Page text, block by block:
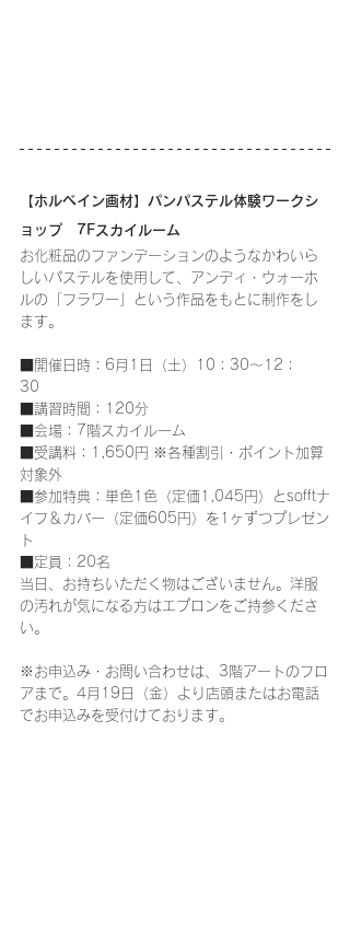
【ホルベイン画材】パンパステル体験ワークシ
ョップ　7Fスカイルーム
お化粧品のファンデーションのようなかわいら
しいパステルを使用して、アンディ・ウォーホ
ルの「フラワー」という作品をもとに制作をし
ます。
■開催日時：6月1日（土）10：30～12：
30
■講習時間：120分
■会場：7階スカイルーム
■受講料：1,650円 ※各種割引・ポイント加算
対象外
■参加特典：単色1色（定価1,045円）とsofftナ
イフ＆カバー（定価605円）を1ヶずつプレゼン
ト
■定員：20名
当日、お持ちいただく物はございません。洋服
の汚れが気になる方はエプロンをご持参くださ
い。
※お申込み・お問い合わせは、3階アートのフロ
アまで。4月19日（金）より 店頭またはお電話
でお申込みを受付けております。